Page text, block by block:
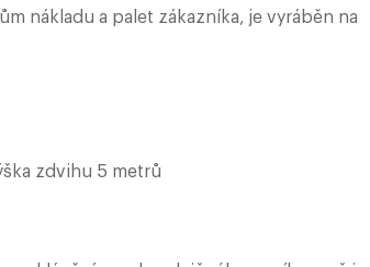
nákladu a palet zákazníka, je vyráběn na
zdvihu 5 metrů